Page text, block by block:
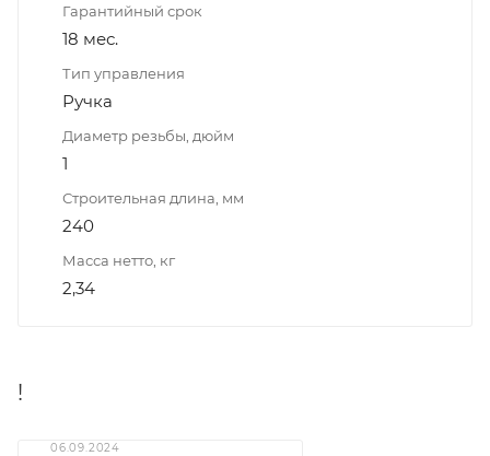
Гарантийный срок
18 мес.
Тип управления
Ручка
Диаметр резьбы, дюйм
1
Строительная длина, мм
240
Масса нетто, кг
2,34
!
06.09.2024